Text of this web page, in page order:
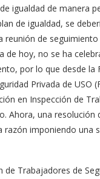
igualdad de manera
de igualdad, se
reunión de
de hoy, no se ha
por lo que desde la
Privada de USO
en Inspección de
Ahora, una resolución
razón imponiendo una
de Trabajadores de